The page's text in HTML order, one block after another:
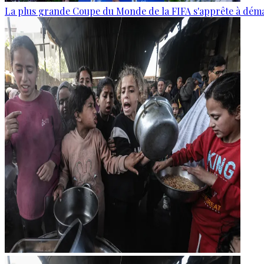
La plus grande Coupe du Monde de la FIFA s'apprête à